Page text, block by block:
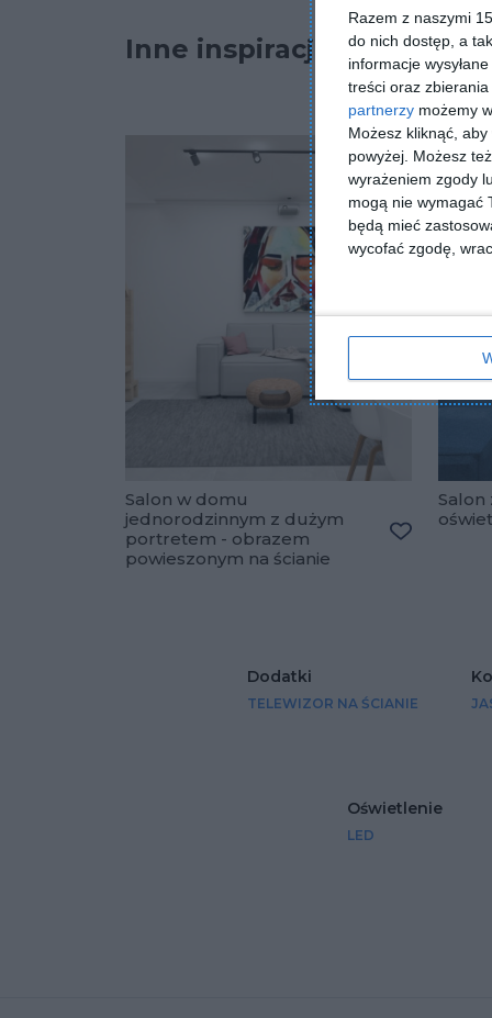
Razem z naszymi
do nich dostęp, a
informacje
treści oraz
partnerzy możemy
Możesz kliknąć,
powyżej. Możesz
wyrażeniem zgody
mogą nie wymagać
będą mieć
wycofać zgodę,
Inne inspiracje
Salon w domu
jednorodzinnym z dużym
portretem - obrazem
powieszonym na ścianie
Salon
Dodatki
TELEWIZOR NA ŚCIANIE
Oświetlenie
LED